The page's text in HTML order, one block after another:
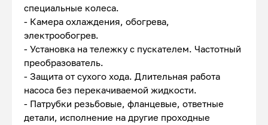
специальные колеса.
- Камера охлаждения, обогрева,
электрообогрев.
- Установка на тележку с пускателем. Частотный
преобразователь.
- Защита от сухого хода. Длительная работа
насоса без перекачиваемой жидкости.
- Патрубки резьбовые, фланцевые, ответные
детали, исполнение на другие проходные